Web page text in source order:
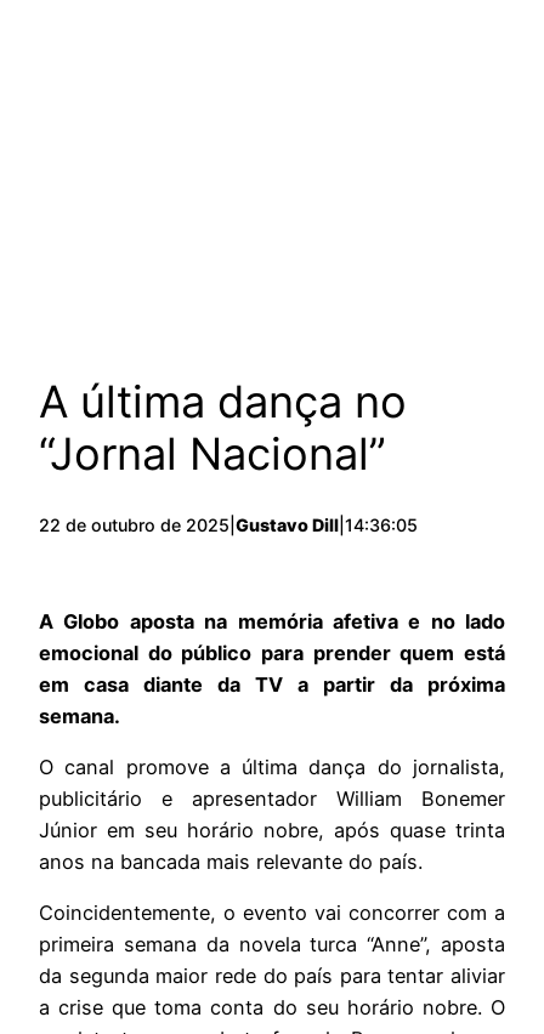
A última dança no
“Jornal Nacional”
22 de outubro de 2025 Gustavo Dill 14:36:05
A Globo aposta na memória afetiva e no lado
emocional do público para prender quem está
em casa diante da TV a partir da próxima
semana.
O canal promove a última dança do jornalista,
publicitário e apresentador William Bonemer
Júnior em seu horário nobre, após quase trinta
anos na bancada mais relevante do país.
Coincidentemente, o evento vai concorrer com a
primeira semana da novela turca “Anne”, aposta
da segunda maior rede do país para tentar aliviar
a crise que toma conta do seu horário nobre. O